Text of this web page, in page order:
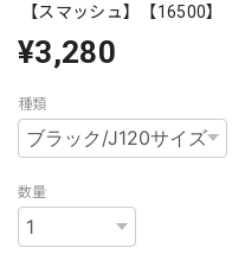
【スマッシュ】【16500】
¥3,280
種類
数量